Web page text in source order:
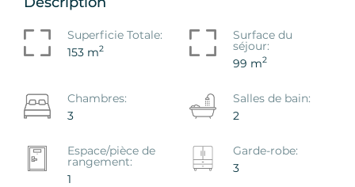
Superficie Totale:
153 m2
Surface du
séjour:
99 m2
Chambres:
3
Salles de bain:
2
Espace/pièce de
rangement:
1
Garde-robe:
3